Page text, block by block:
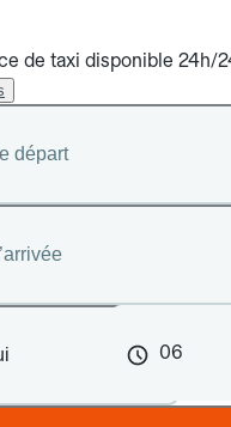
de taxi disponible 24h/
06